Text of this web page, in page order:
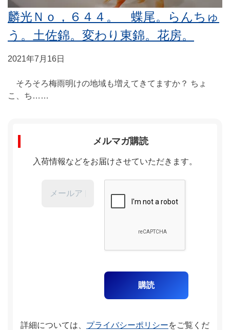
麟光Ｎｏ，６４４。 蝶尾。らんちゅ
う。土佐錦。変わり東錦。花房。
2021年7月16日
そろそろ梅雨明けの地域も増えてきてますか？ ちょ
こ、ち……
メルマガ購読
入荷情報などをお届けさせていただきます。
詳細については、 プライバシーポリシーをご覧くだ